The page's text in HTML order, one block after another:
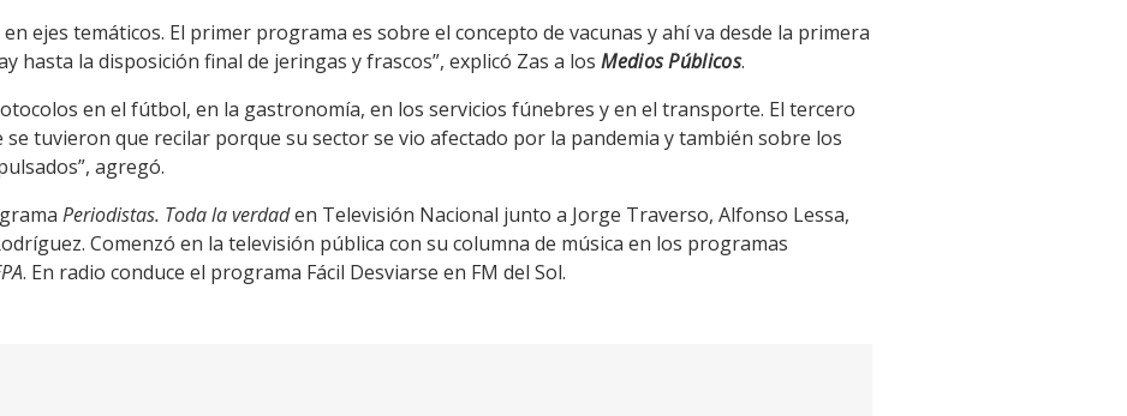
ejes temáticos. El primer programa es sobre el concepto de vacunas y ahí va desde la primera
hasta la disposición final de jeringas y frascos”, explicó Zas a los Medios Públicos.
en el fútbol, en la gastronomía, en los servicios fúnebres y en el transporte. El tercero
se tuvieron que recilar porque su sector se vio afectado por la pandemia y también sobre los
agregó.
Periodistas. Toda la verdaden Televisión Nacional junto a Jorge Traverso, Alfonso Lessa,
Comenzó en la televisión pública con su columna de música en los programas
. En radio conduce el programa Fácil Desviarse en FM del Sol.